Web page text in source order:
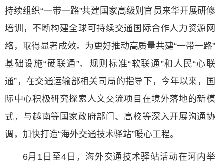
持续组织“一带一路”共建国家高级别官员来华开展研修
培训，不断构建全球可持续交通国际合作人力资源网
络，取得显著成效。为更好推动高质量共建“一带一路”
基础设施“硬联通”、规则标准“软联通”和人民“心联
通”，在交通运输部相关司局的指导下，今年以来，国
际中心积极研究探索人文交流项目在境外落地的新模
式，与越南等国家政府部门、高校等深入开展沟通协
调，加快打造“海外交通技术驿站”暖心工程。
6月1日至4日，海外交通技术驿站活动在河内举